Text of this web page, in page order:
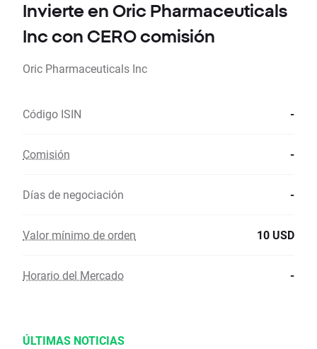
Invierte en Oric Pharmaceuticals
Inc con CERO comisión
Oric Pharmaceuticals Inc
Código ISIN -
Comisión -
Días de negociación -
Valor mínimo de orden 10 USD
Horario del Mercado -
ÚLTIMAS NOTICIAS